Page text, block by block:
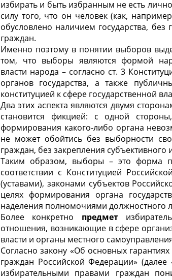
избирать и быть избранным не есть
силу того, что он человек (как,
обусловлено наличием государства,
граждан.
Именно поэтому в понятии выборов
том, что выборы являются формой
власти народа – согласно ст. 3
органов государства, а также
конституцией к сфере государственной
Два этих аспекта являются двумя
становится фикцией: с одной
формирования какого-либо органа
не может обойтись без выборности
граждан, без закрепления субъективного
Таким образом, выборы – это форма
соответствии с Конституцией
(уставами), законами субъектов
целях формирования органа
наделения полномочиями должностного
Более конкретно предмет
отношения, возникающие в сфере
власти и органы местного
Согласно закону «Об основных
граждан Российской Федерации»
избирательными правами граждан